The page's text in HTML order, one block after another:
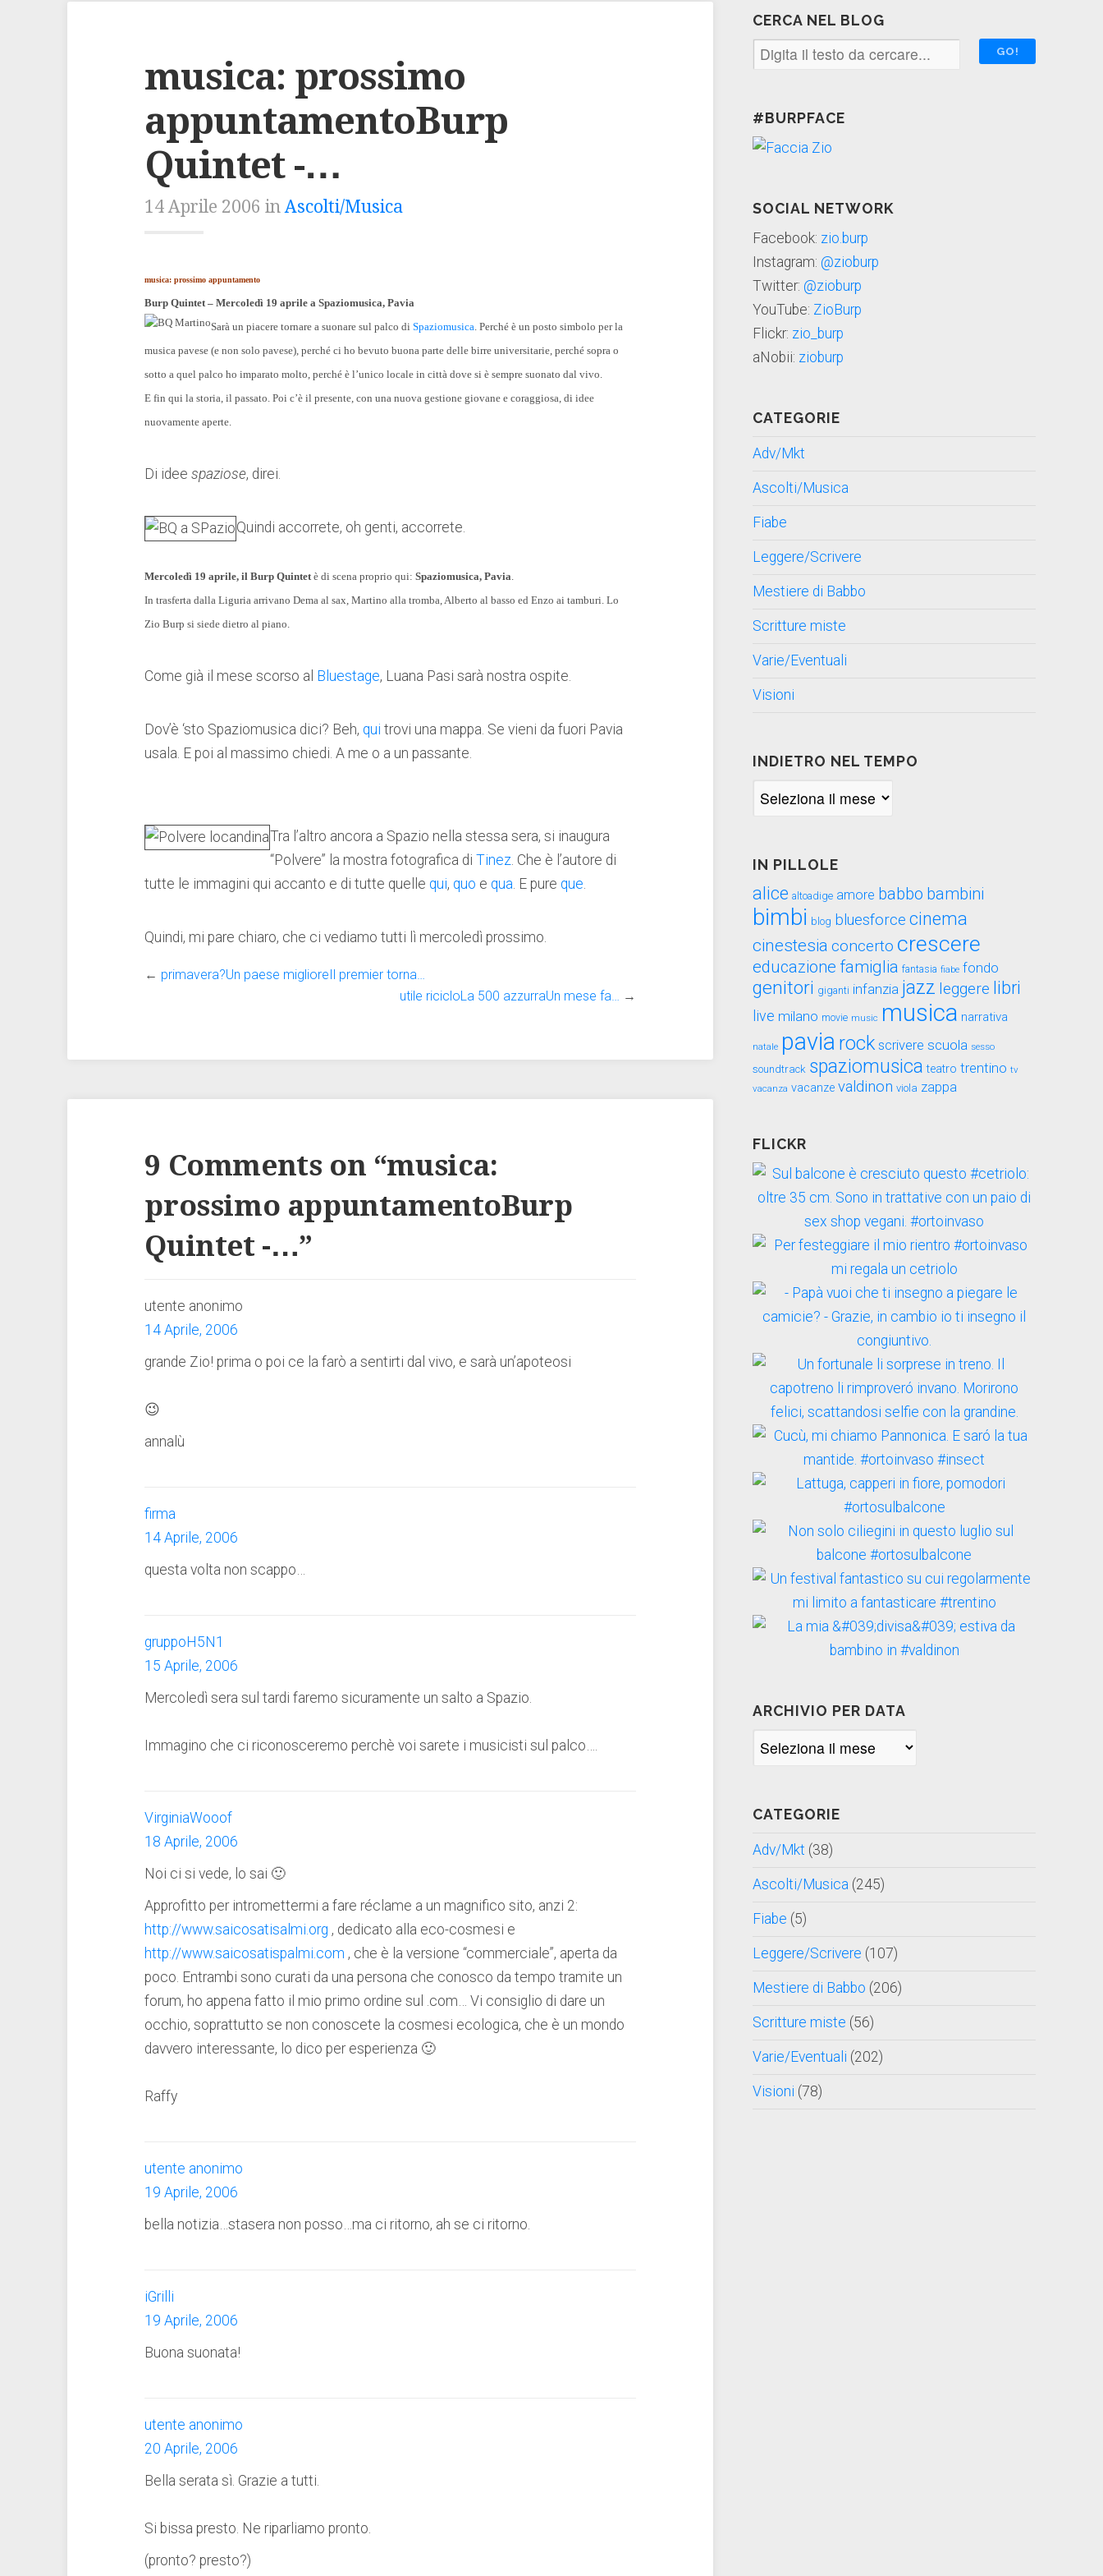
musica: prossimo
appuntamentoBurp
Quintet -…
14 Aprile 2006 inAscolti/Musica
musica: prossimo appuntamento
Burp Quintet – Mercoledì 19 aprile a Spaziomusica, Pavia
Sarà un piacere tornare a suonare sul palco diSpaziomusica. Perché è un posto simbolo per la
musica pavese (e non solo pavese), perché ci ho bevuto buona parte delle birre universitarie, perché sopra o
sotto a quel palco ho imparato molto, perché è l’unico locale in città dove si è sempre suonato dal vivo.
E fin qui la storia, il passato. Poi c’è il presente, con una nuova gestione giovane e coraggiosa, di idee
nuovamente aperte.
Di ideespaziose, direi.
Quindi accorrete, oh genti, accorrete.
Mercoledì 19 aprile, il Burp Quintetè di scena proprio qui:Spaziomusica, Pavia.
In trasferta dalla Liguria arrivano Dema al sax, Martino alla tromba, Alberto al basso ed Enzo ai tamburi. Lo
Zio Burp si siede dietro al piano.
Come già il mese scorso al Bluestage, Luana Pasi sarà nostra ospite.
Dov’è ‘sto Spaziomusica dici? Beh, qui trovi una mappa. Se vieni da fuori Pavia
usala. E poi al massimo chiedi. A me o a un passante.
Tra l’altro ancora a Spazio nella stessa sera, si inaugura
“Polvere” la mostra fotografica diTinez. Che è l’autore di
tutte le immagini qui accanto e di tutte quelle qui, quo e qua. E pure que.
Quindi, mi pare chiaro, che ci vediamo tutti lì mercoledì prossimo.
← primavera?Un paese miglioreIl premier torna…
utile ricicloLa 500 azzurraUn mese fa… →
9 Comments on “musica:
prossimo appuntamentoBurp
Quintet -…”
utente anonimo
14 Aprile, 2006
grande Zio! prima o poi ce la farò a sentirti dal vivo, e sarà un’apoteosi
😉
annalù
firma
14 Aprile, 2006
questa volta non scappo…
gruppoH5N1
15 Aprile, 2006
Mercoledì sera sul tardi faremo sicuramente un salto a Spazio.
Immagino che ci riconosceremo perchè voi sarete i musicisti sul palco….
VirginiaWooof
18 Aprile, 2006
Noi ci si vede, lo sai 🙂
Approfitto per intromettermi a fare réclame a un magnifico sito, anzi 2:
http://www.saicosatisalmi.org , dedicato alla eco-cosmesi e
http://www.saicosatispalmi.com , che è la versione “commerciale”, aperta da
poco. Entrambi sono curati da una persona che conosco da tempo tramite un
forum, ho appena fatto il mio primo ordine sul .com… Vi consiglio di dare un
occhio, soprattutto se non conoscete la cosmesi ecologica, che è un mondo
davvero interessante, lo dico per esperienza 🙂
Raffy
utente anonimo
19 Aprile, 2006
bella notizia…stasera non posso…ma ci ritorno, ah se ci ritorno.
iGrilli
19 Aprile, 2006
Buona suonata!
utente anonimo
20 Aprile, 2006
Bella serata sì. Grazie a tutti.
Si bissa presto. Ne riparliamo pronto.
(pronto? presto?)
CERCA NEL BLOG
#BURPFACE
SOCIAL NETWORK
Facebook: zio.burp
Instagram: @zioburp
Twitter: @zioburp
YouTube: ZioBurp
Flickr: zio_burp
aNobii: zioburp
CATEGORIE
Adv/Mkt
Ascolti/Musica
Fiabe
Leggere/Scrivere
Mestiere di Babbo
Scritture miste
Varie/Eventuali
Visioni
INDIETRO NEL TEMPO
Indietro
IN PILLOLE
alice altoadige amore babbo bambini
bimbi blog bluesforce cinema
cinestesia concerto crescere
educazione famiglia fantasia fiabe fondo
genitori giganti infanzia jazz leggere libri
live milano movie music musica narrativa
natale pavia rock scrivere scuola sesso
soundtrack spaziomusica teatro trentino tv
vacanza vacanze valdinon viola zappa
FLICKR
ARCHIVIO PER DATA
Archivio
CATEGORIE
Adv/Mkt (38)
Ascolti/Musica (245)
Fiabe (5)
Leggere/Scrivere (107)
Mestiere di Babbo (206)
Scritture miste (56)
Varie/Eventuali (202)
Visioni (78)